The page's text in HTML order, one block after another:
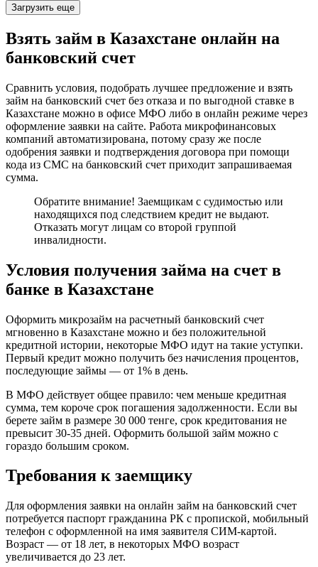
Загрузить еще
Взять займ в Казахстане онлайн на
банковский счет
Сравнить условия, подобрать лучшее предложение и взять
займ на банковский счет без отказа и по выгодной ставке в
Казахстане можно в офисе МФО либо в онлайн режиме через
оформление заявки на сайте. Работа микрофинансовых
компаний автоматизирована, потому сразу же после
одобрения заявки и подтверждения договора при помощи
кода из СМС на банковский счет приходит запрашиваемая
сумма.
Обратите внимание! Заемщикам с судимостью или
находящихся под следствием кредит не выдают.
Отказать могут лицам со второй группой
инвалидности.
Условия получения займа на счет в
банке в Казахстане
Оформить микрозайм на расчетный банковский счет
мгновенно в Казахстане можно и без положительной
кредитной истории, некоторые МФО идут на такие уступки.
Первый кредит можно получить без начисления процентов,
последующие займы — от 1% в день.
В МФО действует общее правило: чем меньше кредитная
сумма, тем короче срок погашения задолженности. Если вы
берете займ в размере 30 000 тенге, срок кредитования не
превысит 30-35 дней. Оформить большой займ можно с
гораздо большим сроком.
Требования к заемщику
Для оформления заявки на онлайн займ на банковский счет
потребуется паспорт гражданина РК с пропиской, мобильный
телефон с оформленной на имя заявителя СИМ-картой.
Возраст — от 18 лет, в некоторых МФО возраст
увеличивается до 23 лет.